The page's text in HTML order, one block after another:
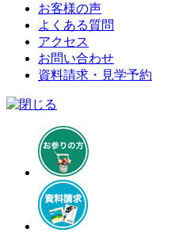
お客様の声
よくある質問
アクセス
お問い合わせ
資料請求・見学予約